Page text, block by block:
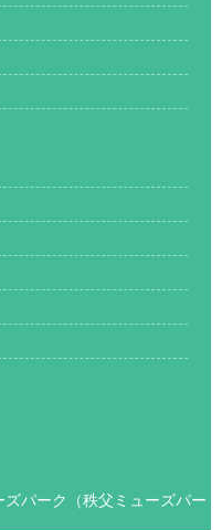
パーク（秩父ミューズパー